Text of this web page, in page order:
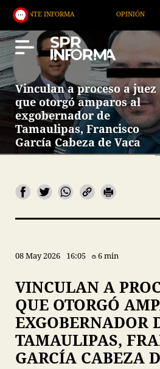
OPINIÓN
Vinculan a proceso a juez
que otorgó amparos al
exgobernador de
Tamaulipas, Francisco
García Cabeza de Vaca
08 May 2026 16:05 6 min
VINCULAN A
QUE OTORGÓ
EXGOBERNADOR
TAMAULIPAS,
GARCÍA CABEZA